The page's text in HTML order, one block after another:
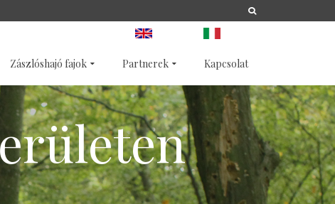
Zászlóshajó fajok Partnerek Kapcsolat